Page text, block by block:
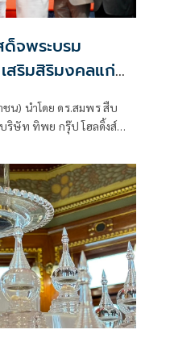
จพระบรม
สริมสิริมงคลแก่
น) นำโดย ดร.สมพร สืบ
ริษัท ทิพย กรุ๊ป โฮลดิ้งส์